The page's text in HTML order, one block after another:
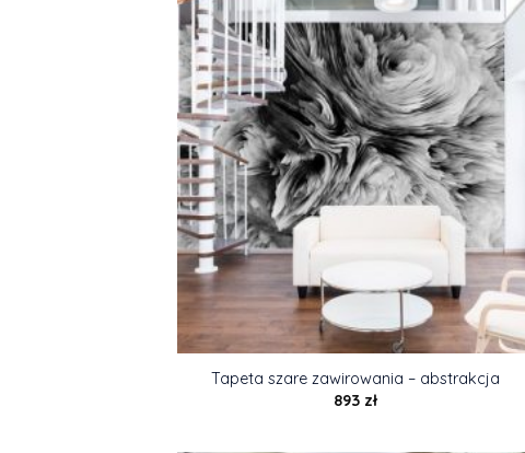
Tapeta szare zawirowania – abstrakcja
893 zł